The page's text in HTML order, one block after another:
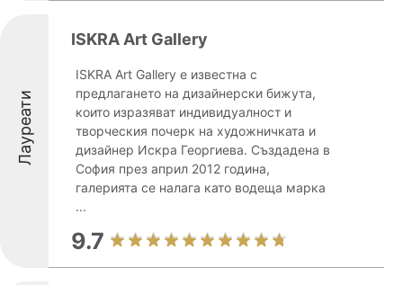
Лауреати
ISKRA Art Gallery
ISKRA Art Gallery е известна с
предлагането на дизайнерски бижута,
които изразяват индивидуалност и
творческия почерк на художничката и
дизайнер Искра Георгиева. Създадена в
София през април 2012 година,
галерията се налага като водеща марка
...
9.7